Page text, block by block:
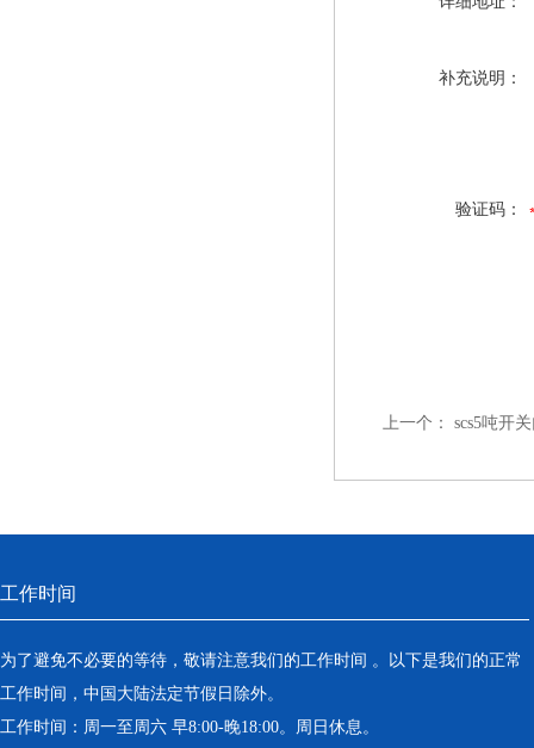
补充说明：
验证码：
上一个： scs5吨开
工作时间
为了避免不必要的等待，敬请注意我们的工作时间 。以下是我们的正常
工作时间，中国大陆法定节假日除外。
工作时间：周一至周六 早8:00-晚18:00。周日休息。